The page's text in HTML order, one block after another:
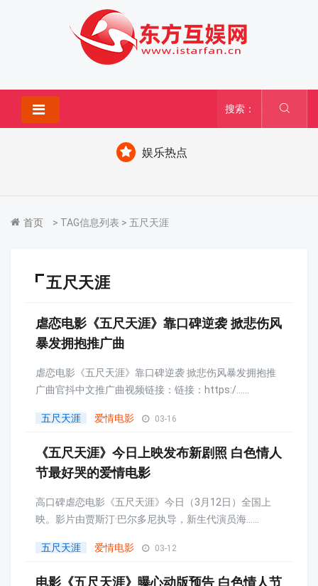
搜索：
娱乐热点
首页 > TAG信息列表 > 五尺天涯
五尺天涯
虐恋电影《五尺天涯》靠口碑逆袭 掀悲伤风
暴发拥抱推广曲
虐恋电影《五尺天涯》靠口碑逆袭 掀悲伤风暴发拥抱推
广曲官抖中文推广曲视频链接：链接：https:/......
五尺天涯 爱情电影 03-16
《五尺天涯》今日上映发布新剧照 白色情人
节最好哭的爱情电影
高口碑虐恋电影《五尺天涯》今日（3月12日）全国上
映。影片由贾斯汀·巴尔多尼执导，新生代演员海......
五尺天涯 爱情电影 03-12
电影《五尺天涯》曝心动版预告 白色情人节